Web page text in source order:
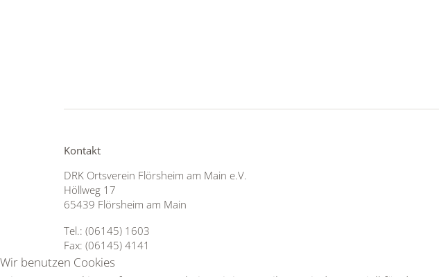
Kontakt
DRK Ortsverein Flörsheim am Main e.V.
Höllweg 17
65439 Flörsheim am Main
Tel.: (06145) 1603
Fax: (06145) 4141
Wir benutzen Cookies